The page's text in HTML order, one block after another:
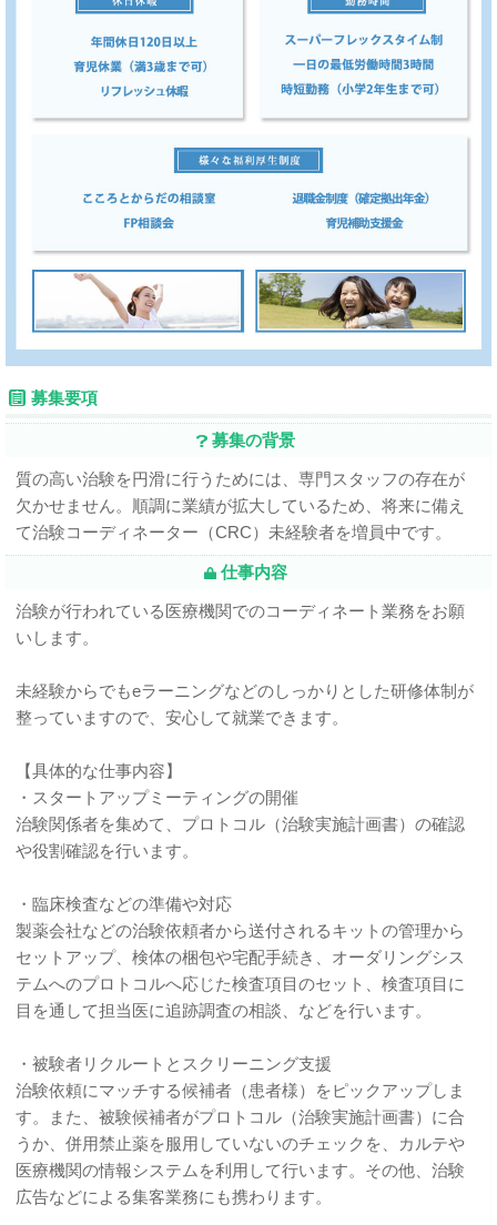
募集要項
募集の背景
質の高い治験を円滑に行うためには、専門スタッフの存在が
欠かせません。順調に業績が拡大しているため、将来に備え
て治験コーディネーター（CRC）未経験者を増員中です。
仕事内容
治験が行われている医療機関でのコーディネート業務をお願
いします。
未経験からでもeラーニングなどのしっかりとした研修体制が
整っていますので、安心して就業できます。
【具体的な仕事内容】
・スタートアップミーティングの開催
治験関係者を集めて、プロトコル（治験実施計画書）の確認
や役割確認を行います。
・臨床検査などの準備や対応
製薬会社などの治験依頼者から送付されるキットの管理から
セットアップ、検体の梱包や宅配手続き、オーダリングシス
テムへのプロトコルへ応じた検査項目のセット、検査項目に
目を通して担当医に追跡調査の相談、などを行います。
・被験者リクルートとスクリーニング支援
治験依頼にマッチする候補者（患者様）をピックアップしま
す。また、被験候補者がプロトコル（治験実施計画書）に合
うか、併用禁止薬を服用していないのチェックを、カルテや
医療機関の情報システムを利用して行います。その他、治験
広告などによる集客業務にも携わります。